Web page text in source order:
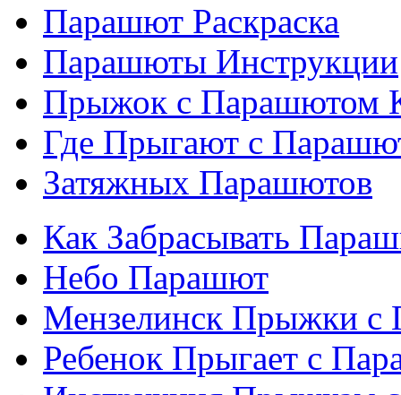
Парашют Раскраска
Парашюты Инструкции
Прыжок с Парашютом
Где Прыгают с
Затяжных Парашютов
Как Забрасывать
Небо Парашют
Мензелинск Прыжки с
Ребенок Прыгает с